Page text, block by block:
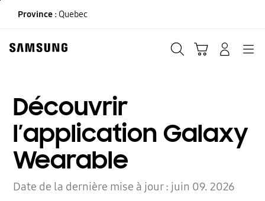
Province : Quebec
Découvrir
l’application Galaxy
Wearable
Date de la dernière mise à jour : juin 09. 2026